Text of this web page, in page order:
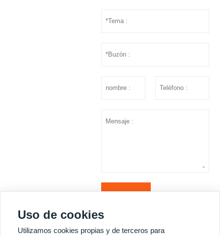
presentar
MÁS SERVICIOS
Uso de cookies
Utilizamos cookies propias y de terceros para